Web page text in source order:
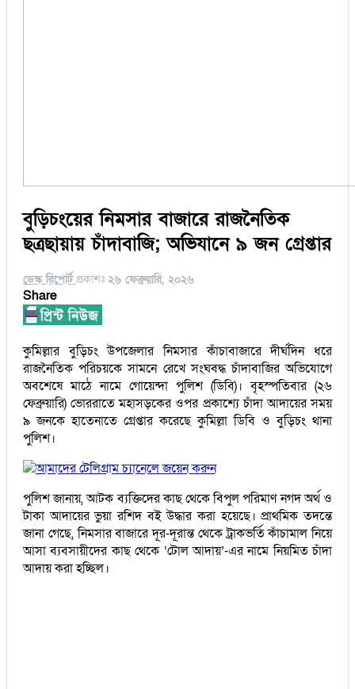
বুড়িচংয়ের নিমসার বাজারে রাজনৈতিক
ছত্রছায়ায় চাঁদাবাজি; অভিযানে ৯ জন গ্রেপ্তার
ডেস্ক রিপোর্ট প্রকাশঃ ২৬ ফেব্রুয়ারি, ২০২৬
Share
কুমিল্লার বুড়িচং উপজেলার নিমসার কাঁচাবাজারে দীর্ঘদিন ধরে
রাজনৈতিক পরিচয়কে সামনে রেখে সংঘবদ্ধ চাঁদাবাজির অভিযোগে
অবশেষে মাঠে নামে গোয়েন্দা পুলিশ (ডিবি)। বৃহস্পতিবার (২৬
ফেব্রুয়ারি) ভোররাতে মহাসড়কের ওপর প্রকাশ্যে চাঁদা আদায়ের সময়
৯ জনকে হাতেনাতে গ্রেপ্তার করেছে কুমিল্লা ডিবি ও বুড়িচং থানা
পুলিশ।
আমাদের টেলিগ্রাম চ্যানেলে জয়েন করুন
পুলিশ জানায়, আটক ব্যক্তিদের কাছ থেকে বিপুল পরিমাণ নগদ অর্থ ও
টাকা আদায়ের ভুয়া রশিদ বই উদ্ধার করা হয়েছে। প্রাথমিক তদন্তে
জানা গেছে, নিমসার বাজারে দূর-দূরান্ত থেকে ট্রাকভর্তি কাঁচামাল নিয়ে
আসা ব্যবসায়ীদের কাছ থেকে ‘টোল আদায়’-এর নামে নিয়মিত চাঁদা
আদায় করা হচ্ছিল।